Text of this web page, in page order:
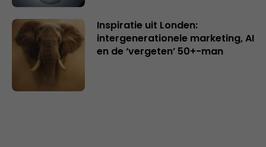
Inspiratie uit Londen:
intergenerationele marketing, AI
en de ‘vergeten’ 50+-man